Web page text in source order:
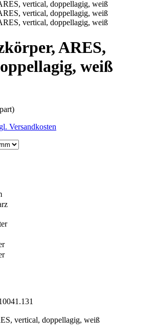
ARES,
weiß
Versandkosten
vertical, doppellagig, weiß